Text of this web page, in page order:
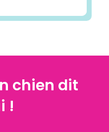
chien dit
!